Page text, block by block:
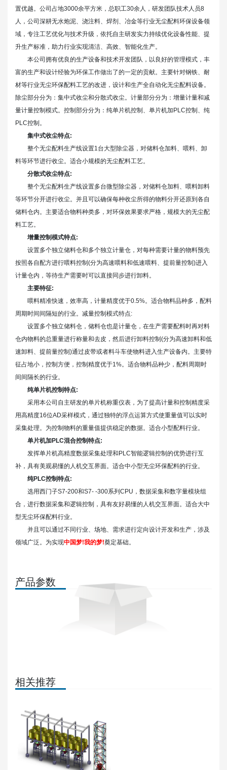
置优越。公司占地3000余平方米，总职工30余人，研发团队技术人员8
人，公司深耕无水炮泥、浇注料、焊剂、冶金等行业无尘配料环保设备领
域，专注工艺优化与技术升级，依托自主研发实力持续优化设备性能、提
升生产标准，助力行业实现清洁、高效、智能化生产。
本公司拥有优良的生产设备和技术开发团队，以良好的管理模式，丰
富的生产和设计经验为环保工作做出了的一定的贡献。主要针对钢铁、耐
材等行业无尘环保配料工艺的改进，设计和生产全自动化无尘配料设备。
除尘部分分为：集中式收尘和分散式收尘。计量部分分为：增量计量和减
量计量控制模式。控制部分分为：纯单片机控制、单片机加PLC控制、纯
PLC控制。
集中式收尘特点:
整个无尘配料生产线设置1台大型除尘器，对储料仓加料、喂料、卸
料等环节进行收尘。适合小规模的无尘配料工艺。
分散式收尘特点:
整个无尘配料生产线设置多台微型除尘器，对储料仓加料、喂料卸料
等环节分开进行收尘。并且可以确保每种收尘所得的物料分开还原到各自
储料仓内。主要适合物料种类多，对环保效果要求严格，规模大的无尘配
料工艺。
增量控制模式特点:
设置多个独立储料仓和多个独立计量仓，对每种需要计量的物料预先
按照各自配方进行喂料控制(分为高速喂料和低速喂料、提前量控制)进入
计量仓内，等待生产需要时可以直接同步进行卸料。
主要特征:
喂料精准快速，效率高，计量精度优于0.5%。适合物料品种多，配料
周期时间间隔短的行业。减量控制模式特点:
设置多个独立储料仓，储料仓也是计量仓，在生产需要配料时再对料
仓内物料的总重量进行称量和去皮，然后进行卸料控制(分为高速卸料和低
速卸料、提前量控制)通过皮带或者料斗车使物料进入生产设备内。主要特
征占地小，控制方便，控制精度优于1%。适合物料品种少，配料周期时
间间隔长的行业。
纯单片机控制特点:
采用本公司自主研发的单片机称重仪表，为了提高计量和控制精度采
用高精度16位AD采样模式，通过独特的浮点运算方式使重量值可以实时
采集处理。为控制物料的重量值提供稳定的数据。适合小型配料行业。
单片机加PLC混合控制特点:
发挥单片机高精度数据采集处理和PLC智能逻辑控制的优势进行互
补，具有美观易懂的人机交互界面。适合中小型无尘环保配料的行业。
纯PLC控制特点:
选用西门子S7-200和S7- -300系列CPU，数据采集和数字量模块组
合，进行数据采集和逻辑控制，具有友好易懂的人机交互界面。适合大中
型无尘环保配料行业。
并且可以通过不同行业、场地、需求进行定向设计开发和生产，涉及
领域广泛。为实现中国梦!我的梦!奠定基础。
产品参数
相关推荐